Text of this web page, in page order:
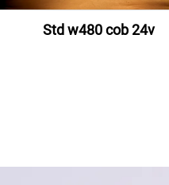
Std w480 cob 24v